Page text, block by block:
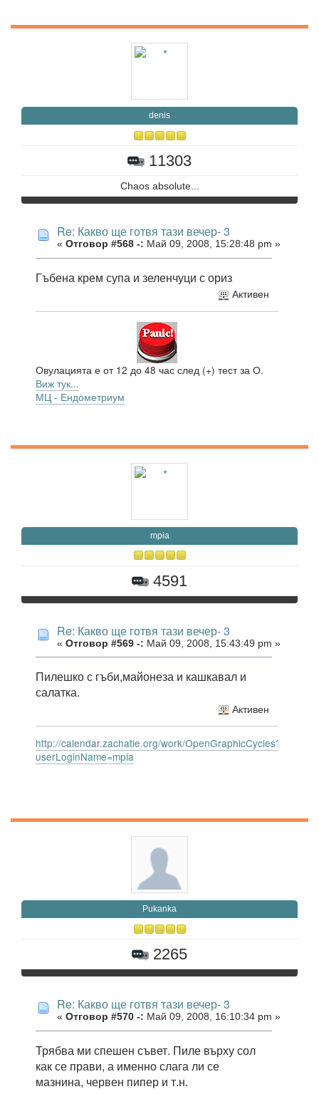
denis
11303
Chaos absolute...
Re: Какво ще готвя тази вечер- 3
« Отговор #568 -: Май 09, 2008, 15:28:48 pm »
Гъбена крем супа и зеленчуци с ориз
Активен
Овулацията е от 12 до 48 час след (+) тест за О.
Виж тук...
МЦ - Ендометриум
mpia
4591
Re: Какво ще готвя тази вечер- 3
« Отговор #569 -: Май 09, 2008, 15:43:49 pm »
Пилешко с гъби,майонеза и кашкавал и
салатка.
Активен
http://calendar.zachatie.org/work/OpenGraphicCycles?
userLoginName=mpia
Pukanka
2265
Re: Какво ще готвя тази вечер- 3
« Отговор #570 -: Май 09, 2008, 16:10:34 pm »
Трябва ми спешен съвет. Пиле върху сол
как се прави, а именно слага ли се
мазнина, червен пипер и т.н.